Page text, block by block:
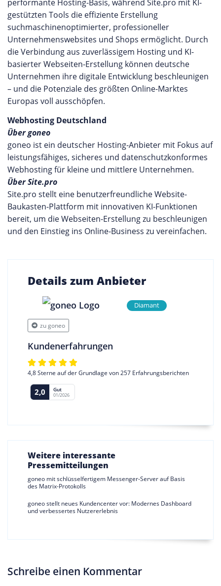
performante Hosting-Basis, während Site.pro mit KI-
gestützten Tools die effiziente Erstellung
suchmaschinenoptimierter, professioneller
Unternehmenswebsites und Shops ermöglicht. Durch
die Verbindung aus zuverlässigem Hosting und KI-
basierter Webseiten-Erstellung können deutsche
Unternehmen ihre digitale Entwicklung beschleunigen
– und die Potenziale des größten Online-Marktes
Europas voll ausschöpfen.
Webhosting Deutschland
Über goneo
goneo ist ein deutscher Hosting-Anbieter mit Fokus auf
leistungsfähiges, sicheres und datenschutzkonformes
Webhosting für kleine und mittlere Unternehmen.
Über Site.pro
Site.pro stellt eine benutzerfreundliche Website-
Baukasten-Plattform mit innovativen KI-Funktionen
bereit, um die Webseiten-Erstellung zu beschleunigen
und den Einstieg ins Online-Business zu vereinfachen.
Details zum Anbieter
Diamant
zu goneo
Kundenerfahrungen
4,8 Sterne auf der Grundlage von 257 Erfahrungsberichten
2,0 Gut
01/2026
Weitere interessante
Pressemitteilungen
goneo mit schlüsselfertigem Messenger-Server auf Basis
des Matrix-Protokolls
goneo stellt neues Kundencenter vor: Modernes Dashboard
und verbessertes Nutzererlebnis
Schreibe einen Kommentar